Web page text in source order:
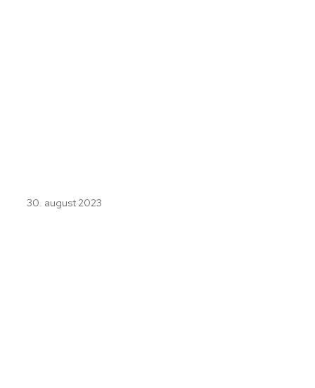
30. august 2023